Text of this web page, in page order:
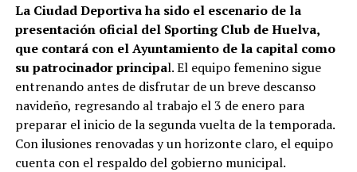
La Ciudad Deportiva ha sido el escenario de la
presentación oficial del Sporting Club de Huelva,
que contará con el Ayuntamiento de la capital como
su patrocinador principal. El equipo femenino sigue
entrenando antes de disfrutar de un breve descanso
navideño, regresando al trabajo el 3 de enero para
preparar el inicio de la segunda vuelta de la temporada.
Con ilusiones renovadas y un horizonte claro, el equipo
cuenta con el respaldo del gobierno municipal.